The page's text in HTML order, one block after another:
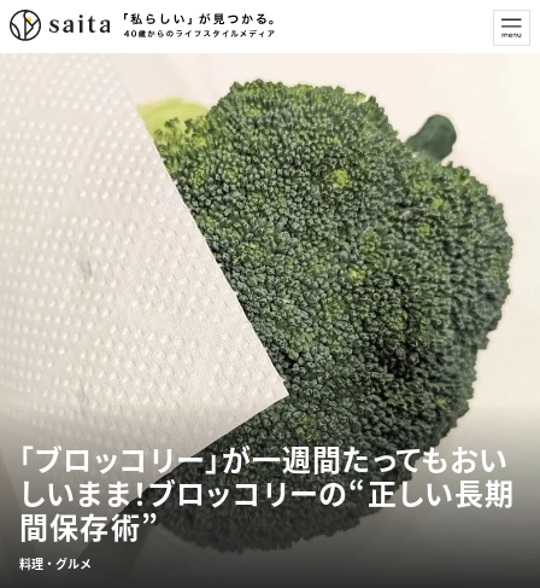
「ブロッコリー」が一週間たってもおい
しいまま！ブロッコリーの“正しい長期
間保存術”
料理・グルメ